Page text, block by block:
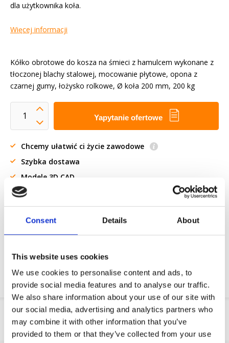
Consent Details About
This website uses cookies
We use cookies to personalise content and ads, to
provide social media features and to analyse our traffic.
We also share information about your use of our site with
our social media, advertising and analytics partners who
may combine it with other information that you’ve
provided to them or that they’ve collected from your use
dla użytkownika koła.
Więcej informacji
Kółko obrotowe do kosza na śmieci z hamulcem wykonane z
tłoczonej blachy stalowej, mocowanie płytowe, opona z
czarnej gumy, łożysko rolkowe, Ø koła 200 mm, 200 kg
Yapytanie ofertowe
Chcemy ułatwić ci życie zawodowe
Szybka dostawa
Modele 3D CAD
Usługi inżynieryjne
Żądanie części OE
Odpornosc chemiczna
Informacje o produkcie
SKU
151142208